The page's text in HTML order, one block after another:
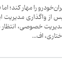
را مهار کند؛ اما
واگذاری مدیریت
خصوصی،
اف...